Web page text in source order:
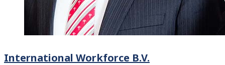
International Workforce B.V.